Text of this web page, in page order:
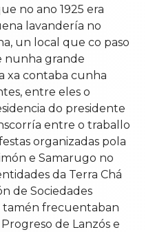
no ano 1925 era
lavandería no
un local que co paso
nunha grande
xa contaba cunha
entre eles o
do presidente
entre o traballo
organizadas pola
e Samarugo no
da Terra Chá
de Sociedades
tamén frecuentaban
de Lanzós e